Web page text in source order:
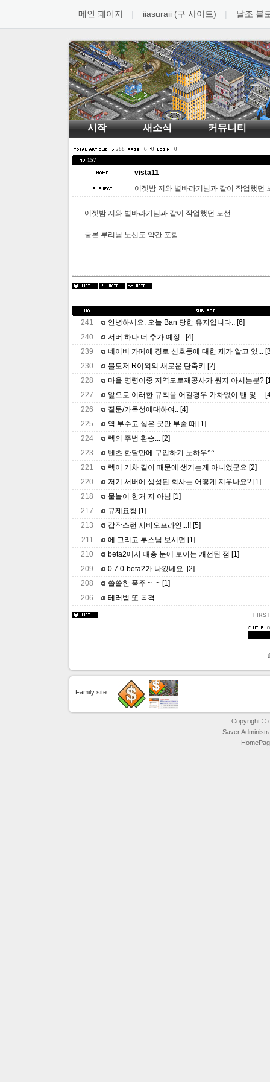
메인 페이지 iiasuraii (구 사이트) 날조 블
시작 새소식 커뮤니티
288 6 0
0
157
vista11
어젯밤 저와 별바라기님과 같이 작업했던
어젯밤 저와 별바라기님과 같이 작업했던 노선
물론 루리님 노선도 약간 포함
241 안녕하세요. 오늘 Ban 당한 유저입니다.. [6]
240
서버 하나 더 추가 예정.. [4]
239
네이버 카페에 경로 신호등에 대한 제가 알고 있...
230
불도저 R이외의 새로운 단축키
[2]
228
마을 명령어중 지역도로재공사가 뭔지 아시는분?
227
앞으로 이러한 규칙을 어길경우 가차없이 밴 및 ...
226
질문/가독성에대하여.. [4]
225
역 부수고 싶은 곳만 부술 때 [1]
224
렉의 주범 환승... [2]
223
벤츠 한달만에 구입하기 노하우^^
221
렉이 기차 길이 때문에 생기는게 아니었군요 [2]
220
저기 서버에 생성된 회사는 어떻게 지우나요? [1]
218
물놀이 한거 저 아님 [1]
217
규제요청 [1]
213
갑작스런 서버오프라인...!! [5]
211
에 그리고 루스님 보시면 [1]
210
beta2에서 대충 눈에 보이는 개선된 점 [1]
209
0.7.0-beta2가 나왔네요. [2]
208
쓸쓸한 폭주 ~_~ [1]
206
테러범 또 목격..
FIRST
Family site
Copyright ©
Saver